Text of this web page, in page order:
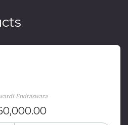
Endraswara